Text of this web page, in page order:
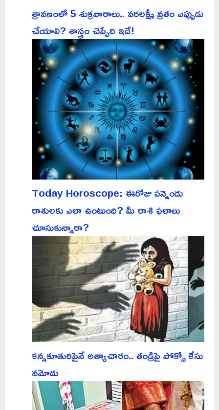
శ్రావణంలో 5 శుక్రవారాలు.. వరలక్ష్మీ వ్రతం ఎప్పుడు
చేయాలి? శాస్త్రం చెప్పేది ఇదే!
Today Horoscope: ఈరోజు పన్నెండు
రాశులకు ఎలా ఉంటుంది? మీ రాశి ఫలాలు
చూసుకున్నారా?
కన్నకూతురిపైనే అత్యాచారం.. తండ్రిపై పోక్సో కేసు
నమోదు